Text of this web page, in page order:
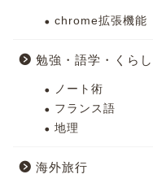
chrome拡張機能
勉強・語学・くらし
ノート術
フランス語
地理
海外旅行